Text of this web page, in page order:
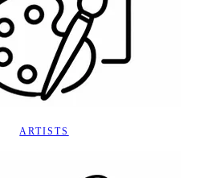
ARTISTS